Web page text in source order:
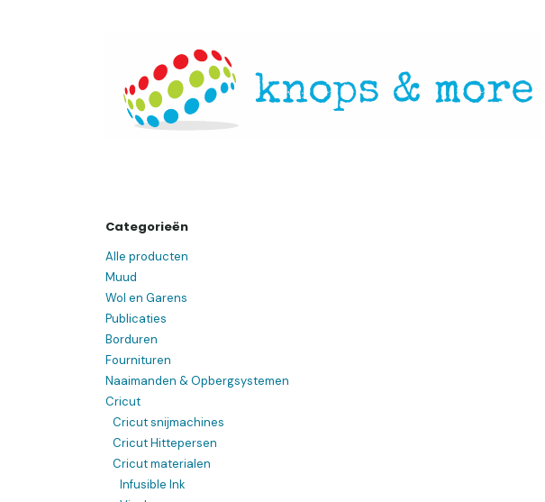
Categorieën
Alle producten
Muud
Wol en Garens
Publicaties
Borduren
Fournituren
Naaimanden & Opbergsystemen
Cricut
Cricut snijmachines
Cricut Hittepersen
Cricut materialen
Infusible Ink